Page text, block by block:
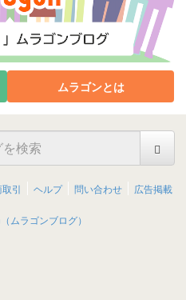
ムラゴンとは
引 ヘルプ 問い合わせ 広告掲載
ムラゴンブログ）